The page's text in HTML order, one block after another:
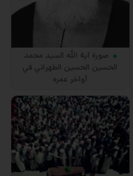
صورة آية الله السيد محمد
الحسين الحسين الطهراني في
أواخر عمره